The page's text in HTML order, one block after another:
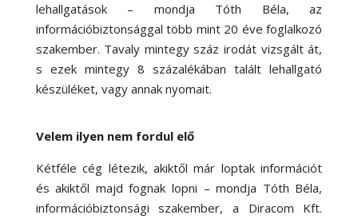
lehallgatások – mondja Tóth Béla, az
információbiztonsággal több mint 20 éve foglalkozó
szakember. Tavaly mintegy száz irodát vizsgált át,
s ezek mintegy 8 százalékában talált lehallgató
készüléket, vagy annak nyomait.
Velem ilyen nem fordul elő
Kétféle cég létezik, akiktől már loptak információt
és akiktől majd fognak lopni – mondja Tóth Béla,
információbiztonsági szakember, a Diracom Kft.